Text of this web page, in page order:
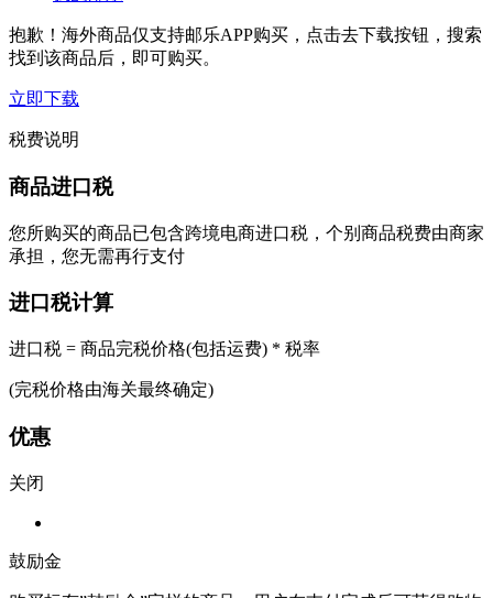
抱歉！海外商品仅支持邮乐APP购买，点击去下载按钮，搜索
找到该商品后，即可购买。
立即下载
税费说明
商品进口税
您所购买的商品已包含跨境电商进口税，个别商品税费由商家
承担，您无需再行支付
进口税计算
进口税 = 商品完税价格(包括运费) * 税率
(完税价格由海关最终确定)
优惠
关闭
鼓励金